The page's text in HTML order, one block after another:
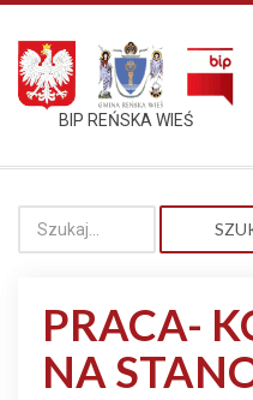
BIP REŃSKA WIEŚ
PRACA-
NA